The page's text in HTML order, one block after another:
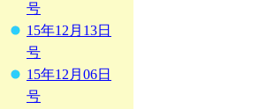
号
15年12月13日
号
15年12月06日
号